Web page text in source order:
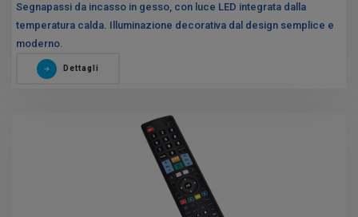
Segnapassi da incasso in gesso, con luce LED integrata dalla
temperatura calda. Illuminazione decorativa dal design semplice e
moderno.
Dettagli